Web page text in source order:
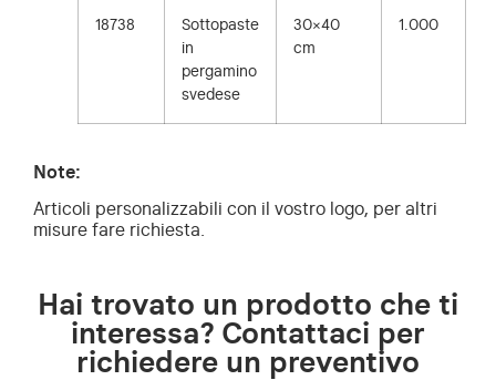
18738
Sottopaste
in
pergamino
svedese
30×40
cm
1.000
Note:
Articoli personalizzabili con il vostro logo, per altri
misure fare richiesta.
Hai trovato un prodotto che ti
interessa? Contattaci per
richiedere un preventivo